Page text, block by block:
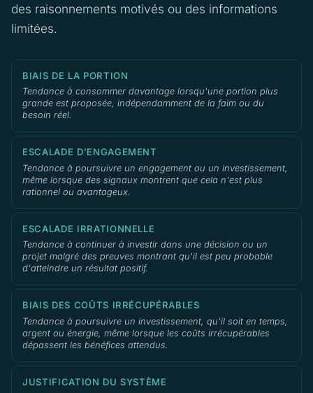
des raisonnements motivés ou des informations
limitées.
BIAIS DE LA PORTION
Tendance à consommer davantage lorsqu'une portion plus
grande est proposée, indépendamment de la faim ou du
besoin réel.
ESCALADE D’ENGAGEMENT
Tendance à poursuivre un engagement ou un investissement,
même lorsque des signaux montrent que cela n'est plus
rationnel ou avantageux.
ESCALADE IRRATIONNELLE
Tendance à continuer à investir dans une décision ou un
projet malgré des preuves montrant qu'il est peu probable
d'atteindre un résultat positif.
BIAIS DES COÛTS IRRÉCUPÉRABLES
Tendance à poursuivre un investissement, qu'il soit en temps,
argent ou énergie, même lorsque les coûts irrécupérables
dépassent les bénéfices attendus.
JUSTIFICATION DU SYSTÈME